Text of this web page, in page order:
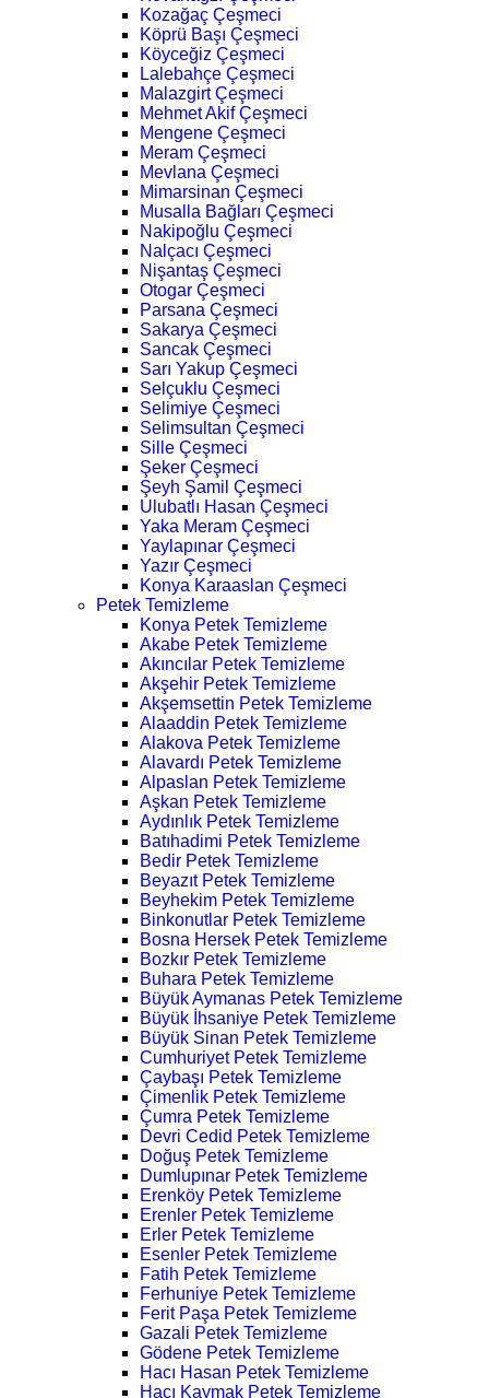
Kozağaç Çeşmeci
Köprü Başı Çeşmeci
Köyceğiz Çeşmeci
Lalebahçe Çeşmeci
Malazgirt Çeşmeci
Mehmet Akif Çeşmeci
Mengene Çeşmeci
Meram Çeşmeci
Mevlana Çeşmeci
Mimarsinan Çeşmeci
Musalla Bağları Çeşmeci
Nakipoğlu Çeşmeci
Nalçacı Çeşmeci
Nişantaş Çeşmeci
Otogar Çeşmeci
Parsana Çeşmeci
Sakarya Çeşmeci
Sancak Çeşmeci
Sarı Yakup Çeşmeci
Selçuklu Çeşmeci
Selimiye Çeşmeci
Selimsultan Çeşmeci
Sille Çeşmeci
Şeker Çeşmeci
Şeyh Şamil Çeşmeci
Ulubatlı Hasan Çeşmeci
Yaka Meram Çeşmeci
Yaylapınar Çeşmeci
Yazır Çeşmeci
Konya Karaaslan Çeşmeci
Petek Temizleme
Konya Petek Temizleme
Akabe Petek Temizleme
Akıncılar Petek Temizleme
Akşehir Petek Temizleme
Akşemsettin Petek Temizleme
Alaaddin Petek Temizleme
Alakova Petek Temizleme
Alavardı Petek Temizleme
Alpaslan Petek Temizleme
Aşkan Petek Temizleme
Aydınlık Petek Temizleme
Batıhadimi Petek Temizleme
Bedir Petek Temizleme
Beyazıt Petek Temizleme
Beyhekim Petek Temizleme
Binkonutlar Petek Temizleme
Bosna Hersek Petek Temizleme
Bozkır Petek Temizleme
Buhara Petek Temizleme
Büyük Aymanas Petek Temizleme
Büyük İhsaniye Petek Temizleme
Büyük Sinan Petek Temizleme
Cumhuriyet Petek Temizleme
Çaybaşı Petek Temizleme
Çimenlik Petek Temizleme
Çumra Petek Temizleme
Devri Cedid Petek Temizleme
Doğuş Petek Temizleme
Dumlupınar Petek Temizleme
Erenköy Petek Temizleme
Erenler Petek Temizleme
Erler Petek Temizleme
Esenler Petek Temizleme
Fatih Petek Temizleme
Ferhuniye Petek Temizleme
Ferit Paşa Petek Temizleme
Gazali Petek Temizleme
Gödene Petek Temizleme
Hacı Hasan Petek Temizleme
Hacı Kaymak Petek Temizleme